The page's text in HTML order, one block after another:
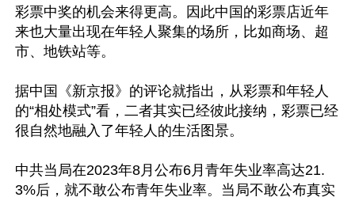
彩票中奖的机会来得更高。因此中国的彩票店近年
来也大量出现在年轻人聚集的场所，比如商场、超
市、地铁站等。
据中国《新京报》的评论就指出，从彩票和年轻人
的“相处模式”看，二者其实已经彼此接纳，彩票已经
很自然地融入了年轻人的生活图景。
中共当局在2023年8月公布6月青年失业率高达21.
3%后，就不敢公布青年失业率。当局不敢公布真实